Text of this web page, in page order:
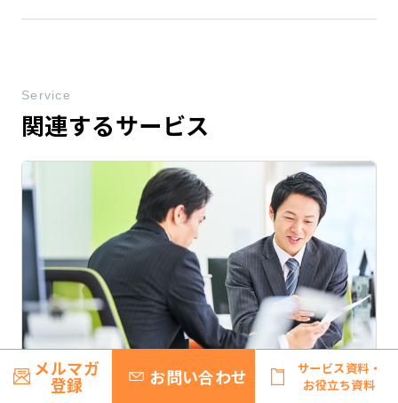
関連するサービス
Service
研修
メルマガ
登録 お問い合わせ
サービス資料・
お役立ち資料